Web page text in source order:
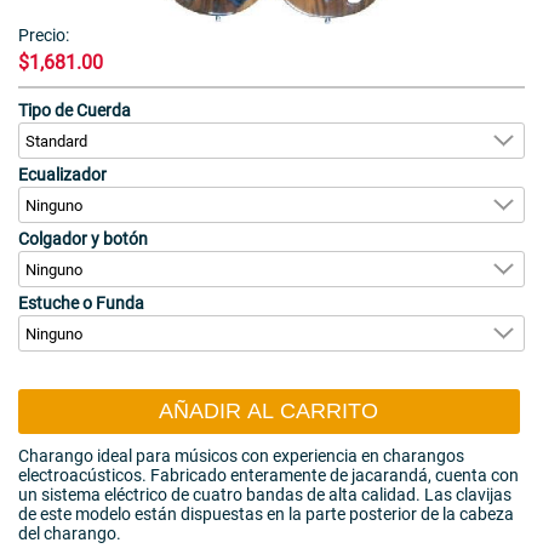
Precio:
$1,681.00
Tipo de Cuerda
Ecualizador
Colgador y botón
Estuche o Funda
AÑADIR AL CARRITO
Charango ideal para músicos con experiencia en charangos
electroacústicos. Fabricado enteramente de jacarandá, cuenta con
un sistema eléctrico de cuatro bandas de alta calidad. Las clavijas
de este modelo están dispuestas en la parte posterior de la cabeza
del charango.